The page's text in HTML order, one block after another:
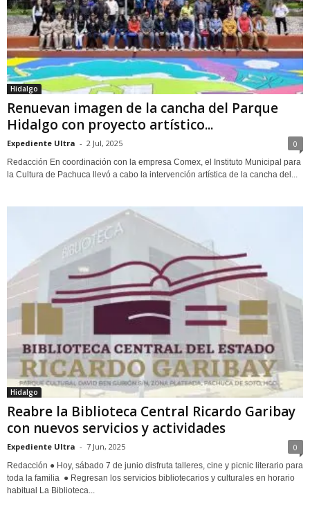
Hidalgo
Renuevan imagen de la cancha del Parque
Hidalgo con proyecto artístico...
Expediente Ultra - 2 Jul, 2025 0
Redacción En coordinación con la empresa Comex, el Instituto Municipal para
la Cultura de Pachuca llevó a cabo la intervención artística de la cancha del...
Hidalgo
Reabre la Biblioteca Central Ricardo Garibay
con nuevos servicios y actividades
Expediente Ultra - 7 Jun, 2025 0
Redacción ● Hoy, sábado 7 de junio disfruta talleres, cine y picnic literario para
toda la familia ● Regresan los servicios bibliotecarios y culturales en horario
habitual La Biblioteca...